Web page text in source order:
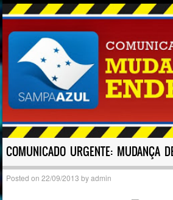
Skip to content
COMUNICADO URGENTE: MUDANÇA
Posted on22/09/2013 byadmin